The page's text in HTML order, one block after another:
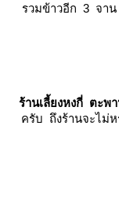
รวมข้าวอีก 3 จา
ร้านเลี้ยงหงกี่ ตะพ
ครับ ถึงร้านจะไม่